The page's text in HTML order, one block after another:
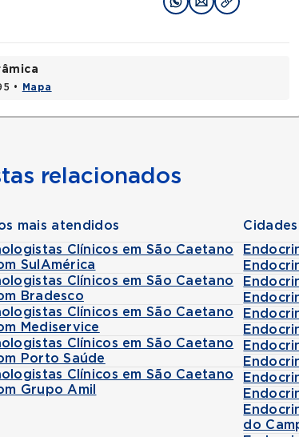
• Mapa
relacionados
mais atendidos
Clínicos em São Caetano
SulAmérica
Clínicos em São Caetano
Bradesco
Clínicos em São Caetano
Mediservice
Clínicos em São Caetano
Porto Saúde
Clínicos em São Caetano
Grupo Amil
do